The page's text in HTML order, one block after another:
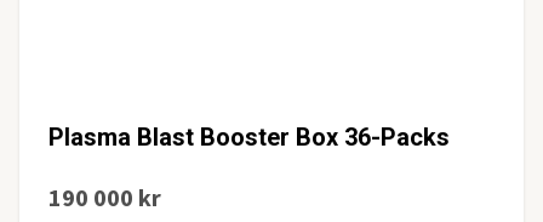
Plasma Blast Booster Box 36-Packs
190 000 kr